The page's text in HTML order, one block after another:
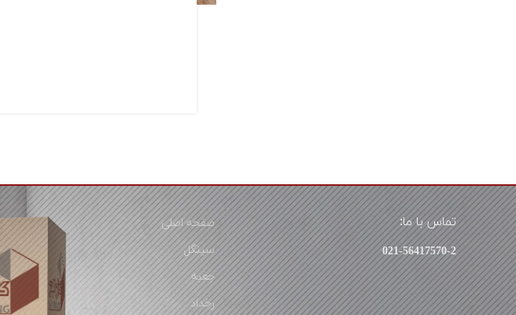
تماس با ما:
021-56417570-2
صفحه اصلی
سینگل
جعبه
رخداد